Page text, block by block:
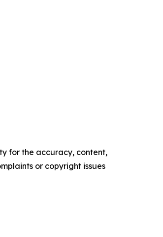
for the accuracy, content,
or copyright issues